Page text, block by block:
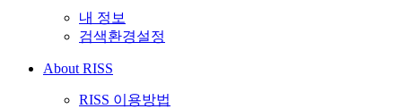
내 정보
검색환경설정
About RISS
RISS 이용방법